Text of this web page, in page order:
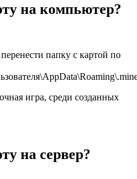
на компьютер?
папку с картой по
игра, среди созданных
на сервер?